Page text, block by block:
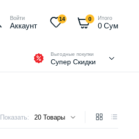
Войти
Аккаунт
14 0 Итого
0Сум
Выгодные покупки
Супер Скидки
Показать: